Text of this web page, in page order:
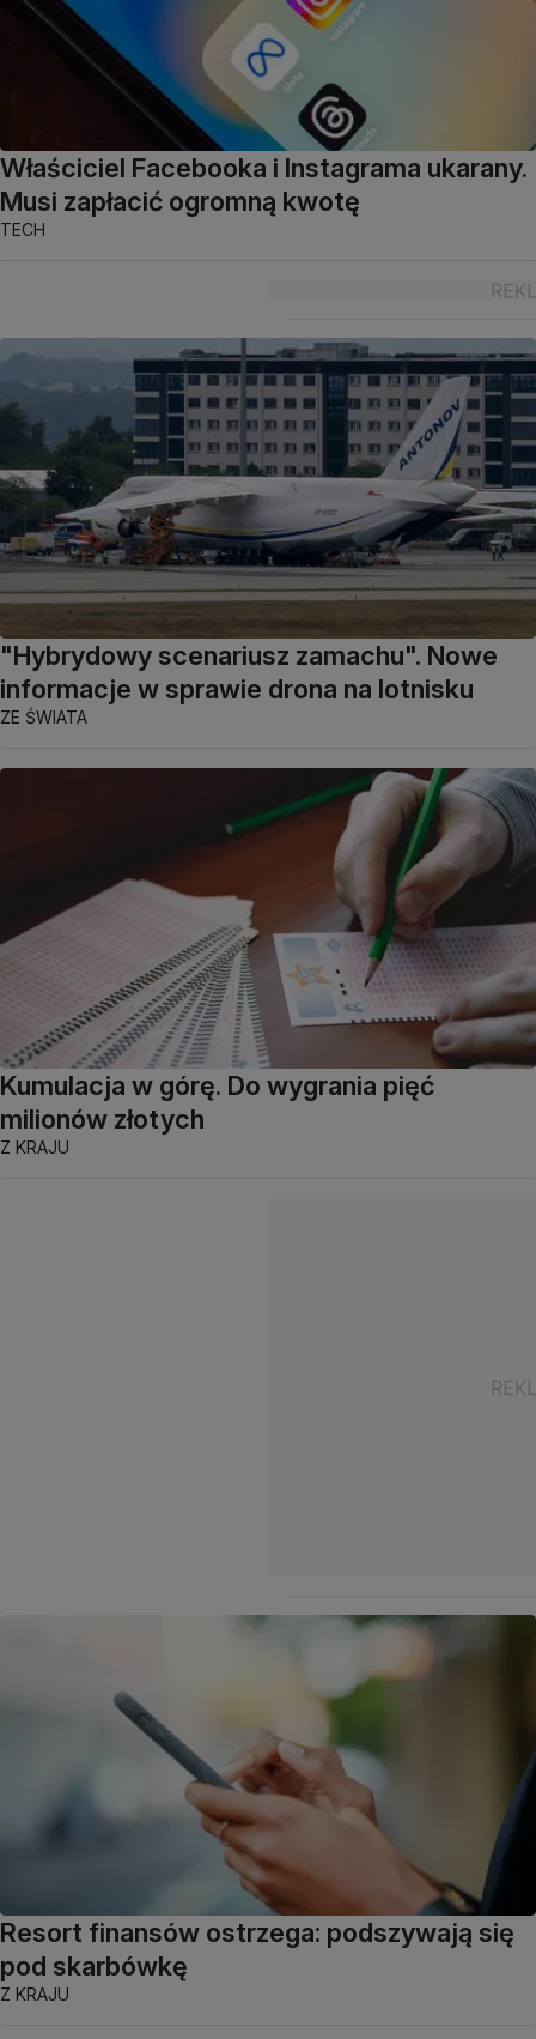
Właściciel Facebooka i Instagrama ukarany.
Musi zapłacić ogromną kwotę
TECH
"Hybrydowy scenariusz zamachu". Nowe
informacje w sprawie drona na lotnisku
ZE ŚWIATA
Kumulacja w górę. Do wygrania pięć
milionów złotych
Z KRAJU
Resort finansów ostrzega: podszywają się
pod skarbówkę
Z KRAJU